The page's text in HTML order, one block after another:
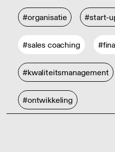
#organisatie #start-
#sales coaching
#kwaliteitsmanagement
#ontwikkeling